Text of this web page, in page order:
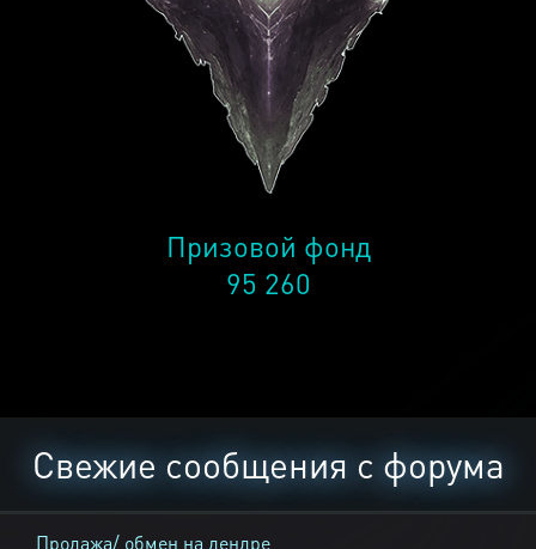
Призовой фонд
95 260
Свежие сообщения с форума
Продажа/ обмен на дендре